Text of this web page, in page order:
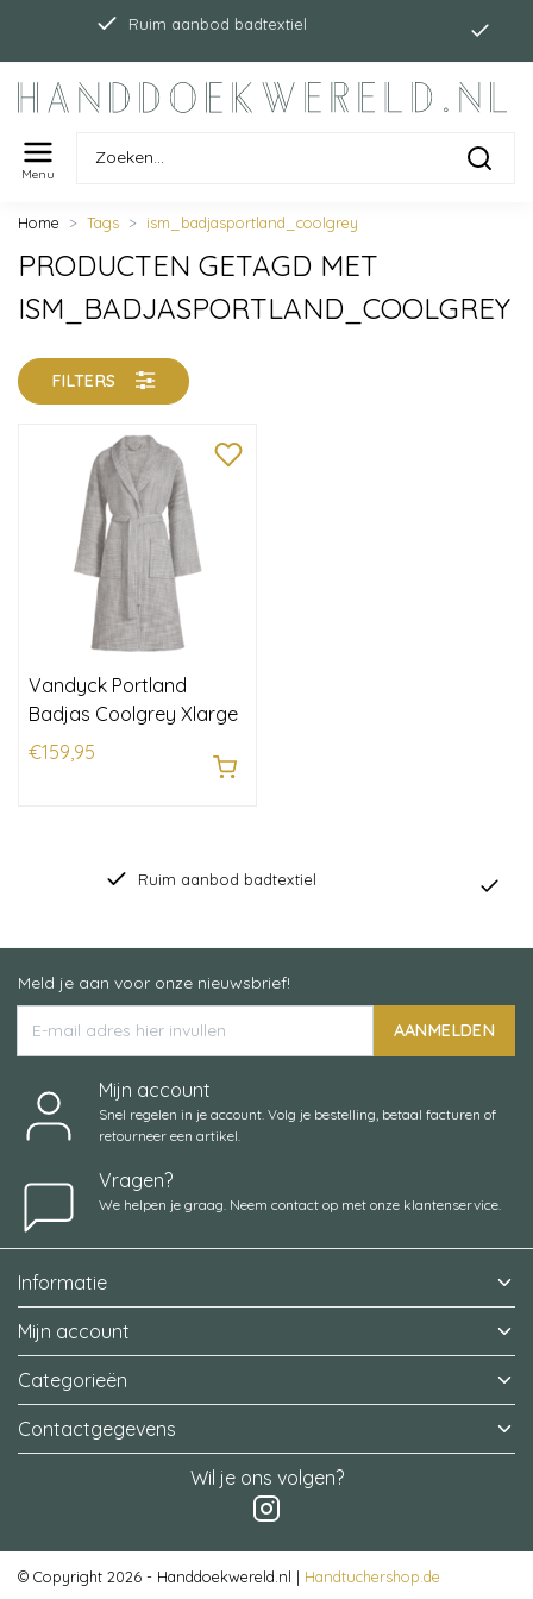
Ruim aanbod badtextiel
Menu
Home Tags ism_badjasportland_coolgrey
PRODUCTEN GETAGD MET
ISM_BADJASPORTLAND_COOLGREY
FILTERS
Vandyck Portland
Badjas Coolgrey Xlarge
€159,95
Ruim aanbod badtextiel
Meld je aan voor onze nieuwsbrief!
AANMELDEN
Mijn account
Snel regelen in je account. Volg je bestelling, betaal facturen of
retourneer een artikel.
Vragen?
We helpen je graag. Neem contact op met onze klantenservice.
Informatie
Mijn account
Categorieën
Contactgegevens
Wil je ons volgen?
© Copyright 2026 - Handdoekwereld.nl | Handtuchershop.de